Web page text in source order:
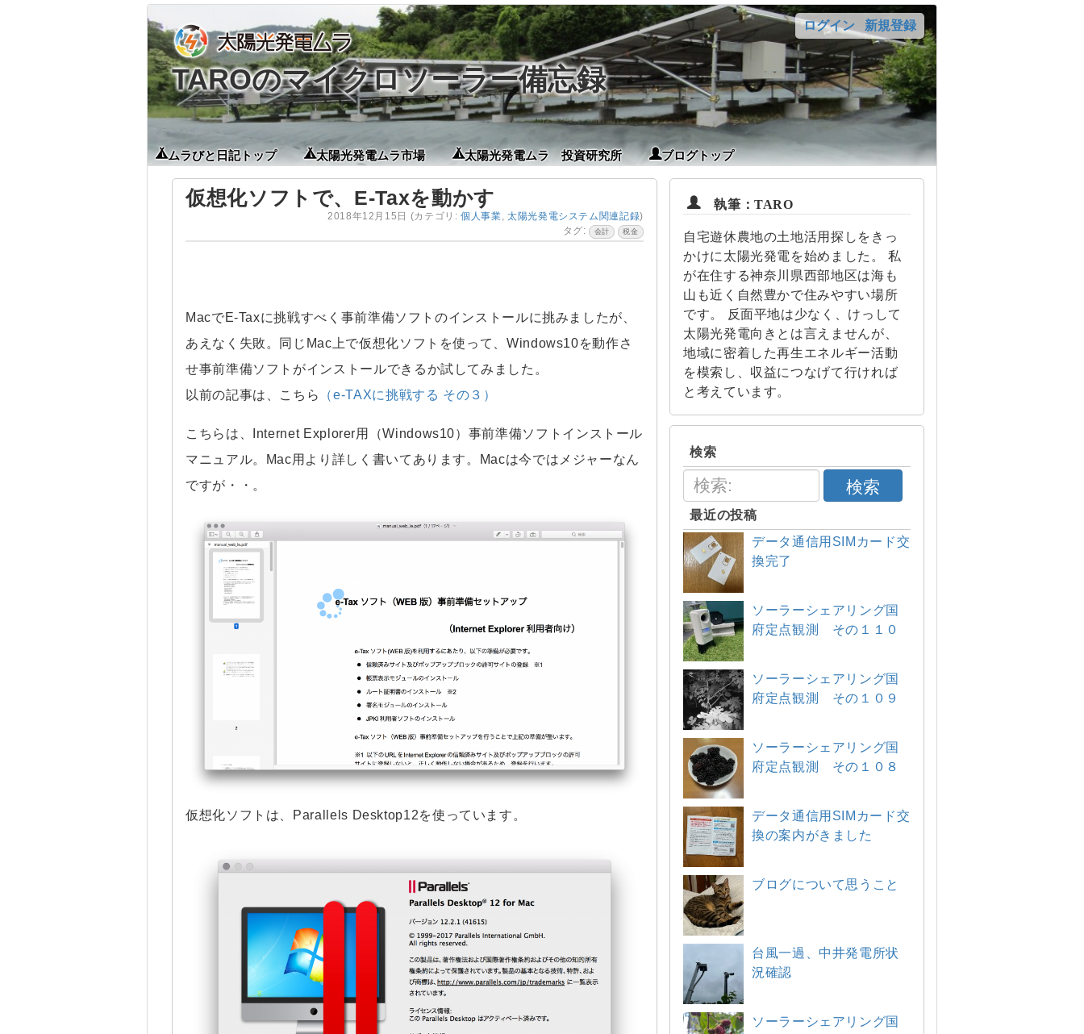
TAROのマイクロソーラー備忘録
ログイン 新規登録
ムラびと日記トップ 太陽光発電ムラ市場 太陽光発電ムラ 投資研究所 ブログトップ
仮想化ソフトで、E-Taxを動かす
2018年12月15日 (カテゴリ:個人事業,太陽光発電システム関連記録)
タグ:
会計 税金
MacでE-Taxに挑戦すべく事前準備ソフトのインストールに挑みましたが、
あえなく失敗。同じMac上で仮想化ソフトを使って、Windows10を動作さ
せ事前準備ソフトがインストールできるか試してみました。
以前の記事は、こちら
（e-TAXに挑戦する その３）
こちらは、Internet Explorer用（Windows10）事前準備ソフトインストール
マニュアル。Mac用より詳しく書いてあります。Macは今ではメジャーなん
ですが・・。
仮想化ソフトは、Parallels Desktop12を使っています。
執筆：TARO
自宅遊休農地の土地活用探しをきっ
かけに太陽光発電を始めました。 私
が在住する神奈川県西部地区は海も
山も近く自然豊かで住みやすい場所
です。 反面平地は少なく、けっして
太陽光発電向きとは言えませんが、
地域に密着した再生エネルギー活動
を模索し、収益につなげて行ければ
と考えています。
検索
検索
最近の投稿
データ通信用SIMカード交
換完了
ソーラーシェアリング国
府定点観測 その１１０
ソーラーシェアリング国
府定点観測 その１０９
ソーラーシェアリング国
府定点観測 その１０８
データ通信用SIMカード交
換の案内がきました
ブログについて思うこと
台風一過、中井発電所状
況確認
ソーラーシェアリング国